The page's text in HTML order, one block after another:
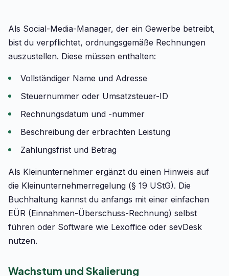
Als Social-Media-Manager, der ein Gewerbe betreibt,
bist du verpflichtet, ordnungsgemäße Rechnungen
auszustellen. Diese müssen enthalten:
Vollständiger Name und Adresse
Steuernummer oder Umsatzsteuer-ID
Rechnungsdatum und -nummer
Beschreibung der erbrachten Leistung
Zahlungsfrist und Betrag
Als Kleinunternehmer ergänzt du einen Hinweis auf
die Kleinunternehmerregelung (§ 19 UStG). Die
Buchhaltung kannst du anfangs mit einer einfachen
EÜR (Einnahmen-Überschuss-Rechnung) selbst
führen oder Software wie Lexoffice oder sevDesk
nutzen.
Wachstum und Skalierung